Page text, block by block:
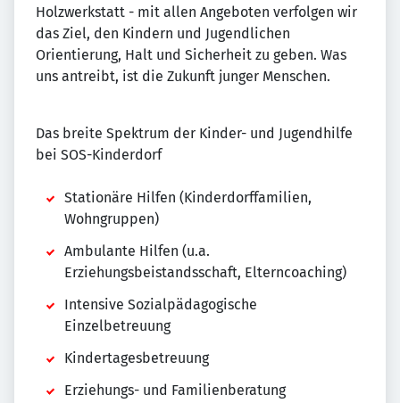
Holzwerkstatt - mit allen Angeboten verfolgen wir
das Ziel, den Kindern und Jugendlichen
Orientierung, Halt und Sicherheit zu geben. Was
uns antreibt, ist die Zukunft junger Menschen.
Das breite Spektrum der Kinder- und Jugendhilfe
bei SOS-Kinderdorf
Stationäre Hilfen (Kinderdorffamilien,
Wohngruppen)
Ambulante Hilfen (u.a.
Erziehungsbeistandsschaft, Elterncoaching)
Intensive Sozialpädagogische
Einzelbetreuung
Kindertagesbetreuung
Erziehungs- und Familienberatung